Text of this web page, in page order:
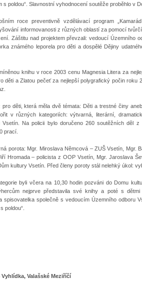
s poldou“. Slavnostní vyhodnocení soutěže proběhlo v
roce preventivně vzdělávací program
informovanosti z různých oblastí za pomocí
Záštitu nad projektem převzali: vedoucí Územního
známého leporela pro děti a dospělé Dějiny
knihu v roce 2003 cenu Magnesia Litera za
děti a Zlatou pečeť za nejlepší polygrafický počin roku
děti, která měla dvě témata: Děti a trestné činy
v různých kategoriích: výtvarná, literární,
Na policii bylo doručeno 260 soutěžních děl
prací.
porota: Mgr. Miroslava Němcová – ZUŠ Vsetín, Mgr.
Hromada – policista z OOP Vsetín, Mgr. Jaroslava
kultury Vsetín. Před členy poroty stál nelehký úkol:
byli včera na 10,30 hodin pozváni do Domu
nejprve představila své knihy a poté s
spisovatelka společně s vedoucím Územního odboru
poldou“.
Valašské Meziříčí